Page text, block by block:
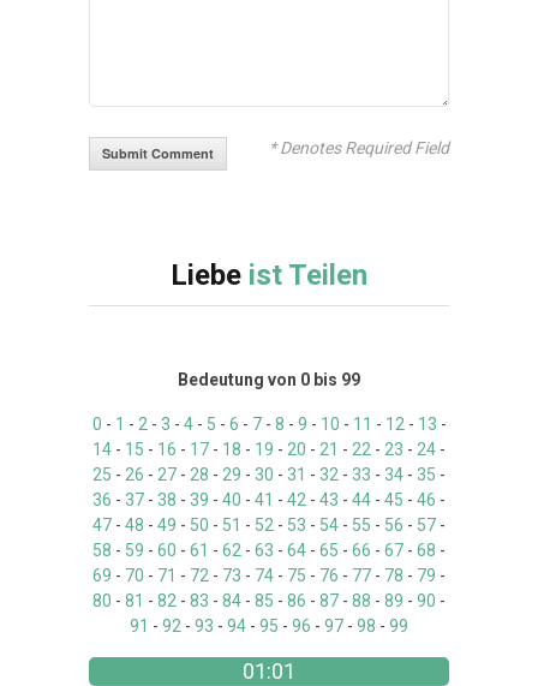
* Denotes Required Field
Liebe ist Teilen
Bedeutung von 0 bis 99
0 - 1 - 2 - 3 - 4- 5 - 6 - 7- 8 - 9 - 10 - 11 - 12 - 13 -
14 - 15 - 16 - 17 - 18 - 19 - 20 - 21 - 22 - 23 - 24 -
25 - 26 - 27 - 28 - 29 - 30 - 31 - 32 - 33 - 34 - 35 -
36 - 37 - 38 - 39 - 40 - 41 - 42 - 43 - 44 - 45 - 46 -
47 - 48 - 49 - 50 - 51 - 52 - 53 - 54 - 55 - 56 - 57 -
58 - 59 - 60 - 61 - 62 - 63 - 64 - 65 - 66 - 67 - 68 -
69 - 70 - 71 - 72 - 73 - 74 - 75 - 76 - 77 - 78 - 79 -
80 - 81 - 82 - 83 - 84 - 85 - 86 - 87 - 88 - 89 - 90 -
91 - 92 - 93 - 94 - 95 - 96 - 97 - 98 - 99
01:01